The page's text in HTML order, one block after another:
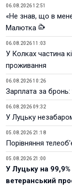
06.08.2026 12:51
«Не знав, що в
Малютка
06.08.2026 11:03
У Колках частина
проживання
06.08.2026 10:26
Зарплата за
06.08.2026 09:32
У Луцьку
05.08.2026 21:18
Порівняння
05.08.2026 21:00
У Луцьку на
ветеранський